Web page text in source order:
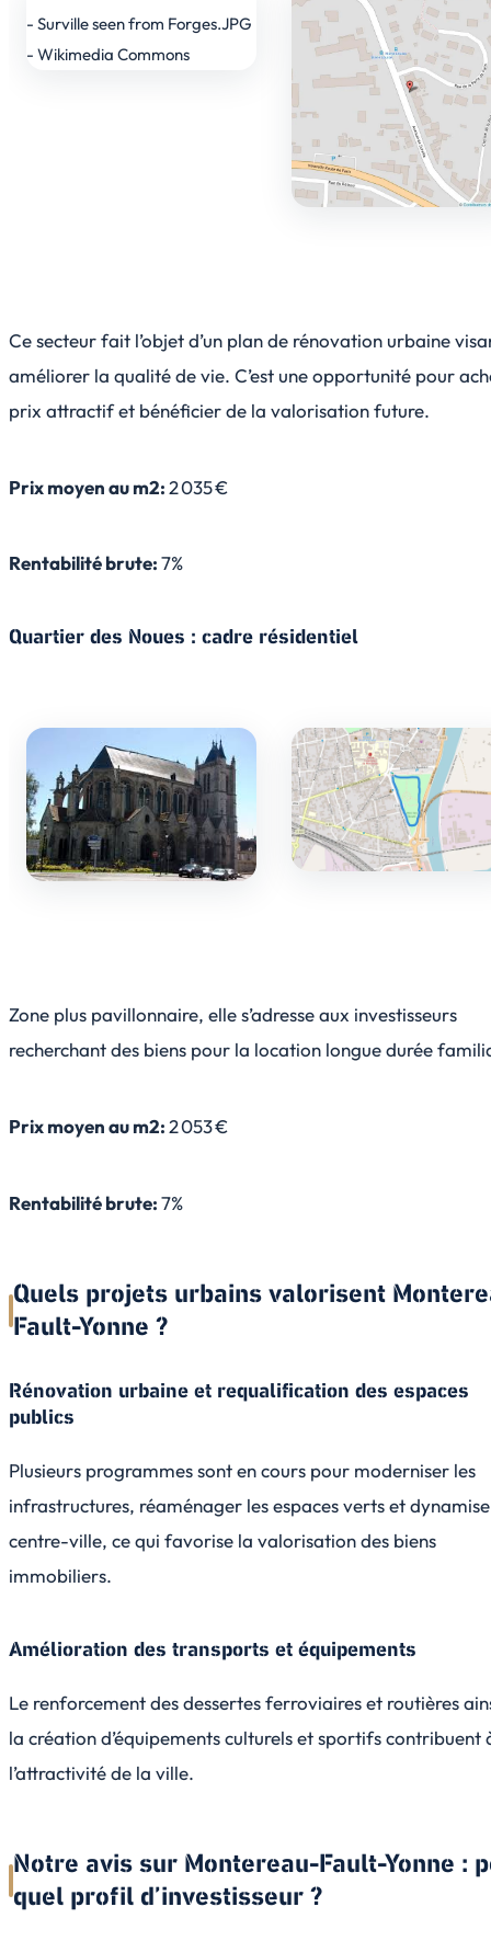
Ce secteur fait l’objet d’un plan de rénovation urbaine
améliorer la qualité de vie. C’est une opportunité pour
prix attractif et bénéficier de la valorisation future.
Prix moyen au m2:2 035 €
Rentabilité brute:7%
Quartier des Noues : cadre résidentiel
Zone plus pavillonnaire, elle s’adresse aux investisseurs
recherchant des biens pour la location longue durée
Prix moyen au m2:2 053 €
Rentabilité brute:7%
Quels projets urbains valorisent
Fault-Yonne ?
Rénovation urbaine et requalification des espaces
publics
Plusieurs programmes sont en cours pour moderniser les
infrastructures, réaménager les espaces verts et
centre-ville, ce qui favorise la valorisation des biens
immobiliers.
Amélioration des transports et équipements
Le renforcement des dessertes ferroviaires et routières
la création d’équipements culturels et sportifs contribuent
l’attractivité de la ville.
Notre avis sur Montereau-Fault-Yonne :
quel profil d’investisseur ?